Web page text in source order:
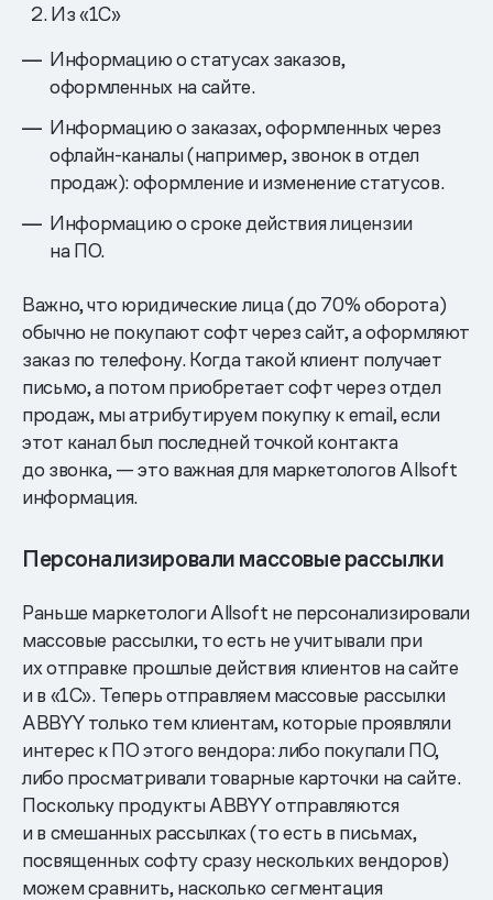
Из «1С»
Информацию о статусах заказов,
оформленных на сайте.
Информацию о заказах, оформленных через
офлайн-каналы (например, звонок в отдел
продаж): оформление и изменение статусов.
Информацию о сроке действия лицензии
на ПО.
Важно, что юридические лица (до 70% оборота)
обычно не покупают софт через сайт, а оформляют
заказ по телефону. Когда такой клиент получает
письмо, а потом приобретает софт через отдел
продаж, мы атрибутируем покупку к email, если
этот канал был последней точкой контакта
до звонка, — это важная для маркетологов Allsoft
информация.
Персонализировали массовые рассылки
Раньше маркетологи Allsoft не персонализировали
массовые рассылки, то есть не учитывали при
их отправке прошлые действия клиентов на сайте
и в «1С». Теперь отправляем массовые рассылки
ABBYY только тем клиентам, которые проявляли
интерес к ПО этого вендора: либо покупали ПО,
либо просматривали товарные карточки на сайте.
Поскольку продукты ABBYY отправляются
и в смешанных рассылках (то есть в письмах,
посвященных софту сразу нескольких вендоров)
можем сравнить, насколько сегментация